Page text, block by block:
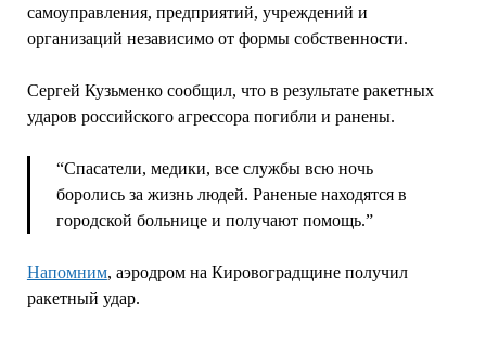
самоуправления, предприятий, учреждений и
организаций независимо от формы собственности.
Сергей Кузьменко сообщил, что в результате ракетных
ударов российского агрессора погибли и ранены.
“Спасатели, медики, все службы всю ночь
боролись за жизнь людей. Раненые находятся в
городской больнице и получают помощь.”
Напомним, аэродром на Кировоградщине получил
ракетный удар.